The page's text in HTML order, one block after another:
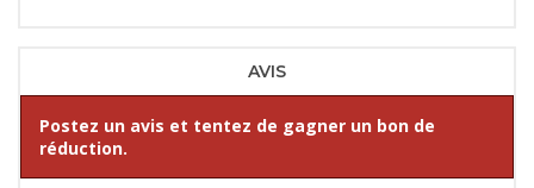
AVIS
Postez un avis et tentez de gagner un bon de
réduction.